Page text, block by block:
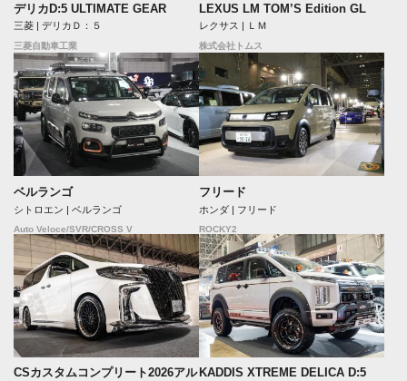
デリカD:5 ULTIMATE GEAR
三菱 | デリカＤ：５
三菱自動車工業
LEXUS LM TOM’S Edition GL
レクサス | ＬＭ
株式会社トムス
ベルランゴ
シトロエン | ベルランゴ
Auto Veloce/SVR/CROSS V
フリード
ホンダ | フリード
ROCKY2
CSカスタムコンプリート2026アル KADDIS XTREME DELICA D:5